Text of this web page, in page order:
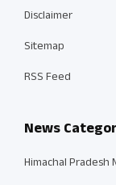
Disclaimer
Sitemap
RSS Feed
News
Himachal Pradesh